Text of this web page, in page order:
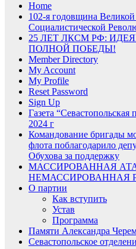
Home
102-я годовщина
Социалистической
25 ЛЕТ ЛКСМ РФ:
ПОЛНОЙ ПОБЕДЫ!
Member Directory
My Account
My Profile
Reset Password
Sign Up
Газета
2024 г
Командование бригады
флота поблагодарило
Обухова за поддержку
МАССИРОВАННАЯ
НЕМАССИРОВАННАЯ
О партии
Как вступить
Устав
Программа
Памяти Александра
Севастопольское